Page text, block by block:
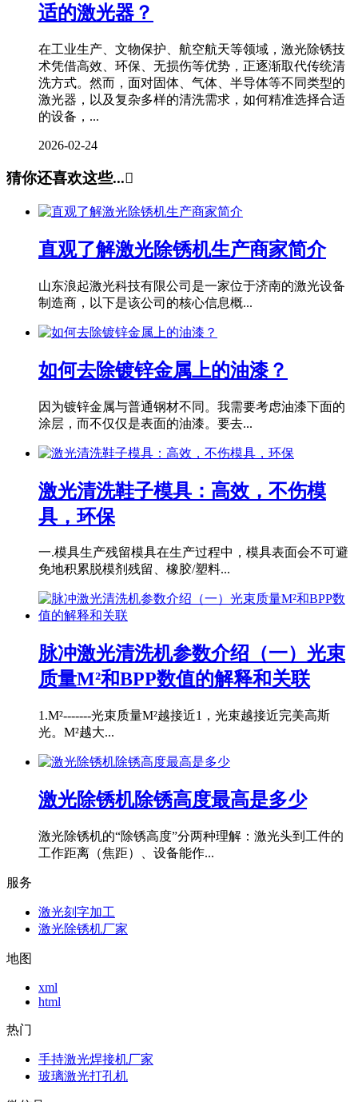
适的激光器？
在工业生产、文物保护、航空航天等领域，激光除锈技
术凭借高效、环保、无损伤等优势，正逐渐取代传统清
洗方式。然而，面对固体、气体、半导体等不同类型的
激光器，以及复杂多样的清洗需求，如何精准选择合适
的设备，...
2026-02-24
猜你还喜欢这些...
直观了解激光除锈机生产商家简介
山东浪起激光科技有限公司是一家位于济南的激光设备
制造商，以下是该公司的核心信息概...
如何去除镀锌金属上的油漆？
因为镀锌金属与普通钢材不同。我需要考虑油漆下面的
涂层，而不仅仅是表面的油漆。要去...
激光清洗鞋子模具：高效，不伤模
具，环保
一.模具生产残留模具在生产过程中，模具表面会不可避
免地积累脱模剂残留、橡胶/塑料...
脉冲激光清洗机参数介绍（一）光束
质量M²和BPP数值的解释和关联
1.M²-------光束质量M²越接近1，光束越接近完美高斯
光。M²越大...
激光除锈机除锈高度最高是多少
激光除锈机的“除锈高度”分两种理解：激光头到工件的
工作距离（焦距）、设备能作...
服务
激光刻字加工
激光除锈机厂家
地图
xml
html
热门
手持激光焊接机厂家
玻璃激光打孔机